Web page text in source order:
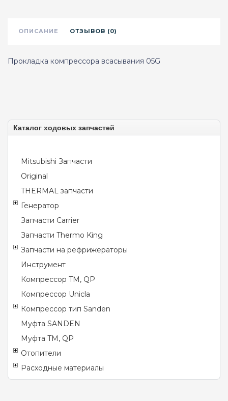
ОПИСАНИЕ ОТЗЫВОВ (0)
Прокладка компрессора всасывания 05G
Каталог ходовых запчастей
Mitsubishi Запчасти
Original
THERMAL запчасти
Генератор
Запчасти Carrier
Запчасти Thermo King
Запчасти на рефрижераторы
Инструмент
Компрессор TM, QP
Компрессор Unicla
Компрессор тип Sanden
Муфта SANDEN
Муфта TM, QP
Отопители
Расходные материалы